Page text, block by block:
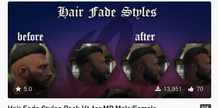
5.0 13,951 70